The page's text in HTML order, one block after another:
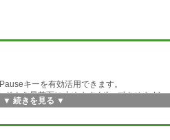
キーを有効活用できます。
ウを最前面に止めます (ポーズさせます)。
▼ 続きを見る ▼